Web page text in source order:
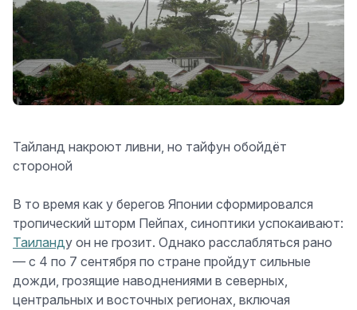
Тайланд накроют ливни, но тайфун обойдёт
стороной
В то время как у берегов Японии сформировался
тропический шторм Пейпах, синоптики успокаивают:
Таиланду он не грозит. Однако расслабляться рано
— с 4 по 7 сентября по стране пройдут сильные
дожди, грозящие наводнениями в северных,
центральных и восточных регионах, включая